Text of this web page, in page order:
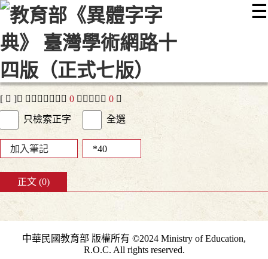
☰
::: 最新消息 常見問題 編輯說明
顯示模式
網站導覽
[ 𬦠 ]， 查詢結果：正文 0 字，附收字 0字
只檢索正字
全選
加入筆記
正文 (0)
中華民國教育部 版權所有 ©2024 Ministry of Education,
R.O.C. All rights reserved.